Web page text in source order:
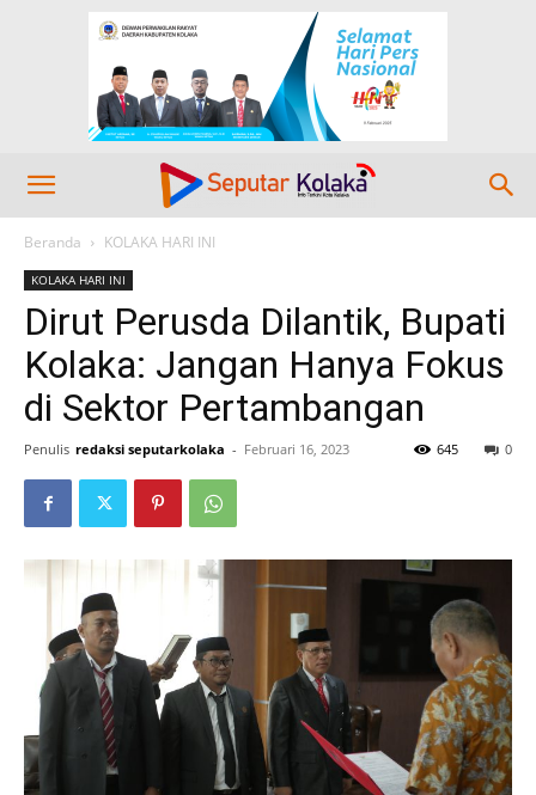
Beranda KOLAKA HARI INI
KOLAKA HARI INI
Dirut Perusda Dilantik, Bupati
Kolaka: Jangan Hanya Fokus
di Sektor Pertambangan
Penulis redaksi seputarkolaka - Februari 16, 2023 0
645